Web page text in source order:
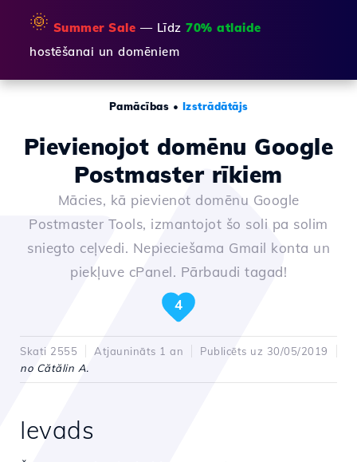
🌞 Summer Sale — Līdz 70% atlaide
hostēšanai un domēniem
Pamācības • Izstrādātājs
Pievienojot domēnu Google
Postmaster rīkiem
Mācies, kā pievienot domēnu Google
Postmaster Tools, izmantojot šo soli pa solim
sniegto ceļvedi. Nepieciešama Gmail konta un
piekļuve cPanel. Pārbaudi tagad!
4
Skati 2555 Atjaunināts 1 an
Publicēts uz 30/05/2019
no Cătălin A.
Ievads